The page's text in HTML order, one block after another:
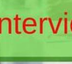
जाएं, तो आप